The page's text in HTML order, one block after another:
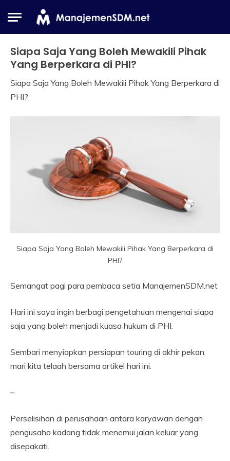
Industrial
Relation
Siapa Saja Yang Boleh Mewakili Pihak
Yang Berperkara di PHI?
4
February
Himawan
Siapa Saja Yang Boleh Mewakili Pihak Yang Berperkara di
PHI?
Siapa Saja Yang Boleh Mewakili Pihak Yang Berperkara di
PHI?
Semangat pagi para pembaca setia ManajemenSDM.net
Hari ini saya ingin berbagi pengetahuan mengenai siapa
saja yang boleh menjadi kuasa hukum di PHI.
Sembari menyiapkan persiapan touring di akhir pekan,
mari kita telaah bersama artikel hari ini.
–
Perselisihan di perusahaan antara karyawan dengan
pengusaha kadang tidak menemui jalan keluar yang
disepakati.